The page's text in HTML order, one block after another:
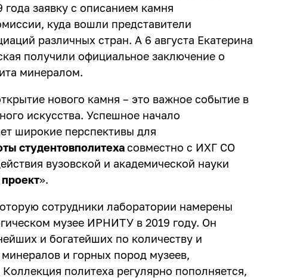
года заявку с описанием камня
куда вошли представители
различных стран. А 6 августа Екатерина
получили официальное заключение о
минералом.
нового камня – это важное событие в
искусства. Успешное начало
широкие перспективы для
студентовполитехасовместно с ИХГ СО
вузовской и академической науки
».
сотрудники лаборатории намерены
музее ИРНИТУ в 2019 году. Он
и богатейших по количеству и
и горных пород музеев,
политеха регулярно пополняется,